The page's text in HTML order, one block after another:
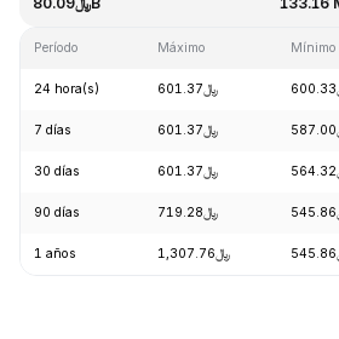
Período Máximo Mínimo
24 hora(s) ﷼601.37
7 días ﷼601.37
30 días ﷼601.37
90 días ﷼719.28
1 años ﷼1,307.76